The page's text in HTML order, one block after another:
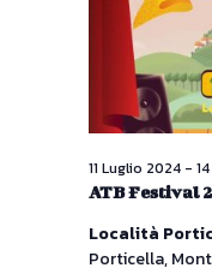
ATB Festival
11 Luglio 2024-
Località
Porticella,